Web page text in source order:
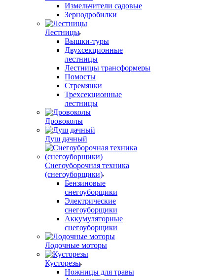
Измельчители садовые
Зернодробилки
Лестницы
Вышки-туры
Двухсекционные
лестницы
Лестницы трансформеры
Помосты
Стремянки
Трехсекционные
лестницы
Дровоколы
Душ дачный
Снегоуборочная техника
(снегоуборщики)
Бензиновые
снегоуборщики
Электрические
снегоуборщики
Аккумуляторные
снегоуборщики
Лодочные моторы
Кусторезы
Ножницы для травы